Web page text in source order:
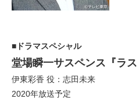
■ドラマスペシャル
堂場瞬一サスペンス『ラス
伊東彩香 役：志田未来
2020年放送予定